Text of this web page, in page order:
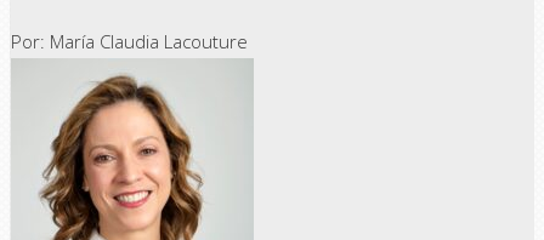
Por: María Claudia Lacouture